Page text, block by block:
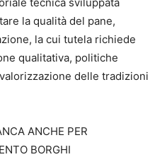
la qualità del pane,
la cui tutela richiede
qualitativa, politiche
delle tradizioni
ANCHE PER
BORGHI